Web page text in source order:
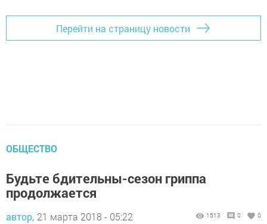
Перейти на страницу новости
ОБЩЕСТВО
Будьте бдительны-сезон гриппа
продолжается
автор, 21 марта 2018 - 05:22 1513 0 0